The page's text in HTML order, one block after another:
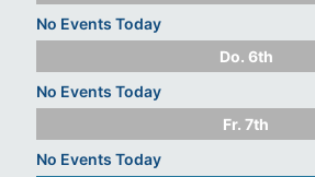
No Events Today
Do. 6th
No Events Today
Fr. 7th
No Events Today